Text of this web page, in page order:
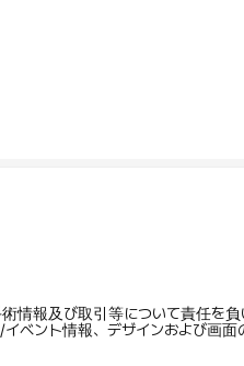
情報及び取引等について責任を負
ント情報、デザインおよび画